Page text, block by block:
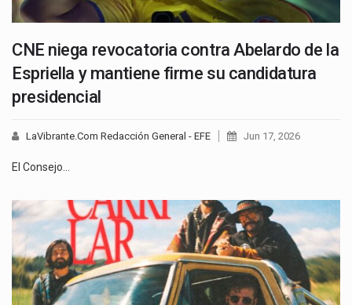
CNE niega revocatoria contra Abelardo de la
Espriella y mantiene firme su candidatura
presidencial
LaVibrante.Com Redacción General - EFE Jun 17, 2026
El Consejo…